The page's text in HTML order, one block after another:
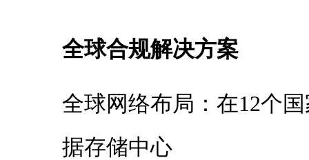
全球合规解决方案
全球网络布局：在12个
据存储中心